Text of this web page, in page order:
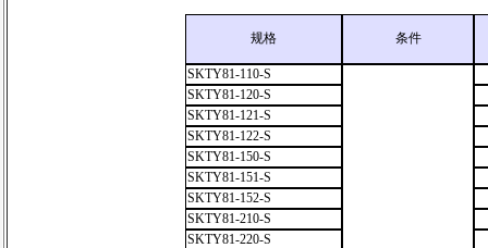
规格 条件
SKTY81-110-S
SKTY81-120-S
SKTY81-121-S
SKTY81-122-S
SKTY81-150-S
SKTY81-151-S
SKTY81-152-S
SKTY81-210-S
SKTY81-220-S